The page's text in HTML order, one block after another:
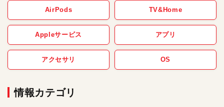
AirPods TV&Home
Appleサービス アプリ
アクセサリ OS
情報カテゴリ